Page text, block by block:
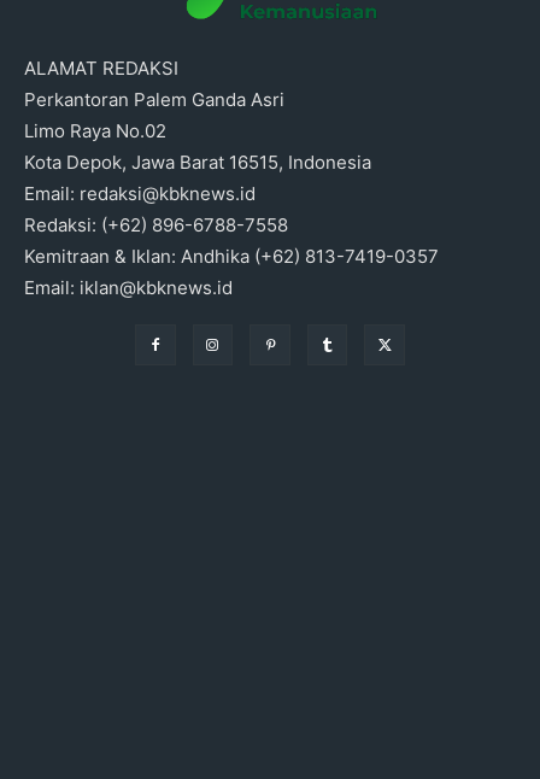
ALAMAT REDAKSI
Perkantoran Palem Ganda Asri
Limo Raya No.02
Kota Depok, Jawa Barat 16515, Indonesia
Email: redaksi@kbknews.id
Redaksi: (+62) 896-6788-7558
Kemitraan & Iklan: Andhika (+62) 813-7419-0357
Email: iklan@kbknews.id